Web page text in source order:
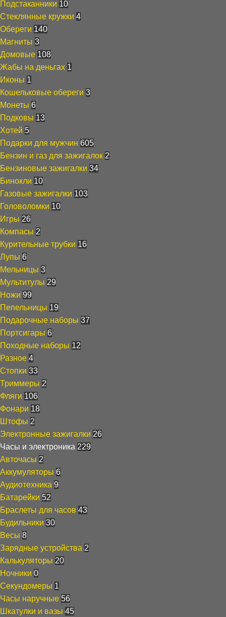
Подстаканники 10
Стеклянные кружки 4
Обереги 140
Магниты 3
Домовые 108
Жабы на деньгах 1
Иконы 1
Кошельковые обереги 3
Монеты 6
Подковы 13
Хотей 5
Подарки для мужчин 605
Бензин и газ для зажигалок 2
Бензиновые зажигалки 34
Бинокли 10
Газовые зажигалки 103
Головоломки 10
Игры 26
Компасы 2
Курительные трубки 16
Лупы 6
Мельницы 3
Мультитулы 29
Ножи 99
Пепельницы 19
Подарочные наборы 37
Портсигары 6
Походные наборы 12
Разное 4
Стопки 33
Триммеры 2
Фляги 106
Фонари 18
Штофы 2
Электронные зажигалки 26
Часы и электроника 229
Авточасы 2
Аккумуляторы 6
Аудиотехника 9
Батарейки 52
Браслеты для часов 43
Будильники 30
Весы 8
Зарядные устройства 2
Калькуляторы 20
Ночники 0
Секундомеры 1
Часы наручные 56
Шкатулки и вазы 45